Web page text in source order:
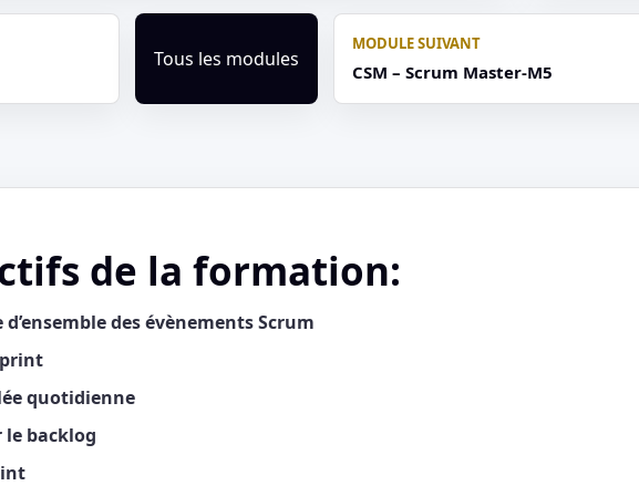
Tous les modules
MODULE SUIVANT
CSM – Scrum Master-M5
de la formation:
des évènements Scrum
quotidienne
backlog